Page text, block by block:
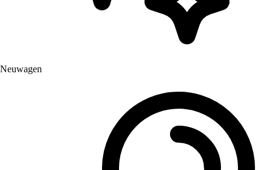
Neuwagen